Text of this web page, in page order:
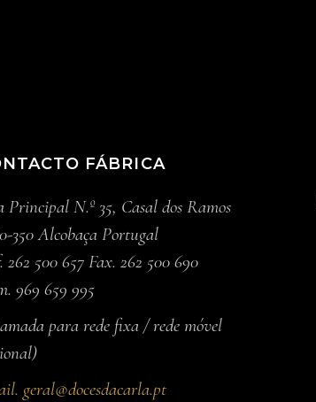
FÁBRICA
Principal N.º 35, Casal dos Ramos
350 Alcobaça Portugal
262 500 657 Fax. 262 500 690
969 659 995
para rede fixa / rede móvel
geral@docesdacarla.pt